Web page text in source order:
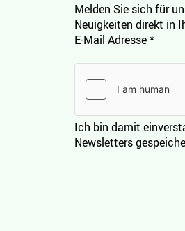
Melden Sie sich für
Neuigkeiten direkt in
E-Mail Adresse*
Ich bin damit
Newsletters